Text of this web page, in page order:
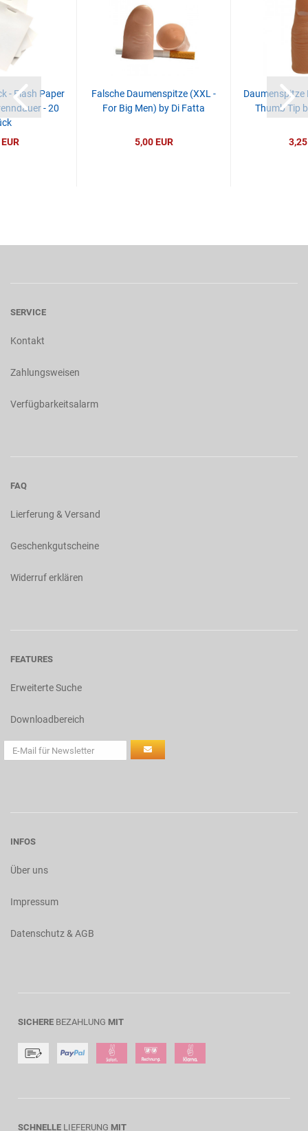
- Flash Paper
- 20
Falsche Daumenspitze (XXL -
For Big Men) by Di Fatta
5,00 EUR
Daumenspitze
Thumb Tip
3,25
SERVICE
Kontakt
Zahlungsweisen
Verfügbarkeitsalarm
FAQ
Lierferung & Versand
Geschenkgutscheine
Widerruf erklären
FEATURES
Erweiterte Suche
Downloadbereich
INFOS
Über uns
Impressum
Datenschutz & AGB
SICHERE BEZAHLUNG MIT
SCHNELLE LIEFERUNG MIT